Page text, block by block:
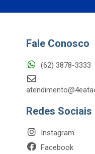
Fale Conosco
(62) 3878-3333
Redes Sociais
Instagram
Facebook